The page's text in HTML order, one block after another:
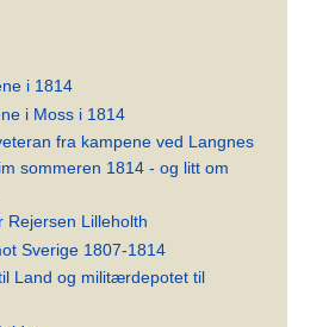
i 1814
i Moss i 1814
fra kampene ved Langnes
sommeren 1814 - og litt om
Rejersen Lilleholth
Sverige 1807-1814
Land og militærdepotet til